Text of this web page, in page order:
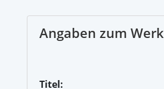
Angaben zum Werk
Titel: